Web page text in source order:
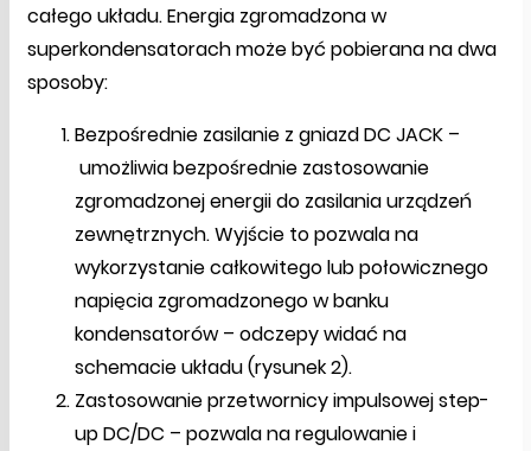
całego układu. Energia zgromadzona w
superkondensatorach może być pobierana na dwa
sposoby:
Bezpośrednie zasilanie z gniazd DC JACK –
umożliwia bezpośrednie zastosowanie
zgromadzonej energii do zasilania urządzeń
zewnętrznych. Wyjście to pozwala na
wykorzystanie całkowitego lub połowicznego
napięcia zgromadzonego w banku
kondensatorów – odczepy widać na
schemacie układu (rysunek 2).
Zastosowanie przetwornicy impulsowej step-
up DC/DC – pozwala na regulowanie i